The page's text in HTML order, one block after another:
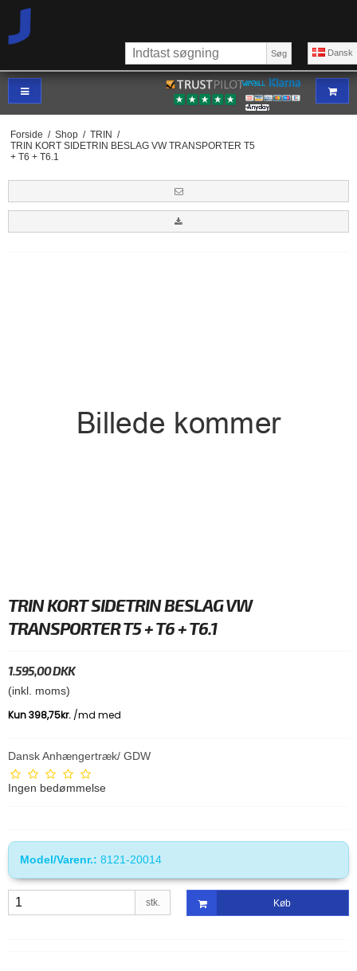
Dansk
Søg
Forside / Shop / TRIN /
TRIN KORT SIDETRIN BESLAG VW TRANSPORTER T5
+ T6 + T6.1
TRIN KORT SIDETRIN BESLAG VW
TRANSPORTER T5 + T6 + T6.1
1.595,00 DKK
(inkl. moms)
Dansk Anhængertræk/ GDW
Ingen bedømmelse
Model/Varenr.: 8121-20014
stk. Køb